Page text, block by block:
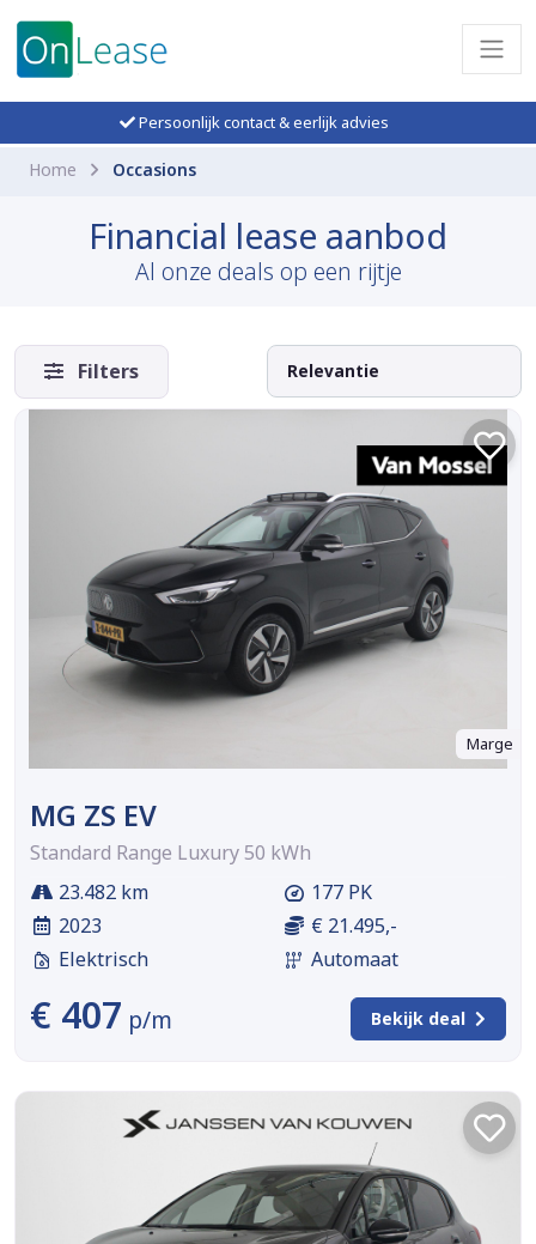
Persoonlijk contact & eerlijk advies
Home Occasions
Financial lease aanbod
Al onze deals op een rijtje
Filters
Marge
MG ZS EV
Standard Range Luxury 50 kWh
23.482 km
2023
Elektrisch
177 PK
€ 21.495,-
Automaat
€ 407 p/m Bekijk deal